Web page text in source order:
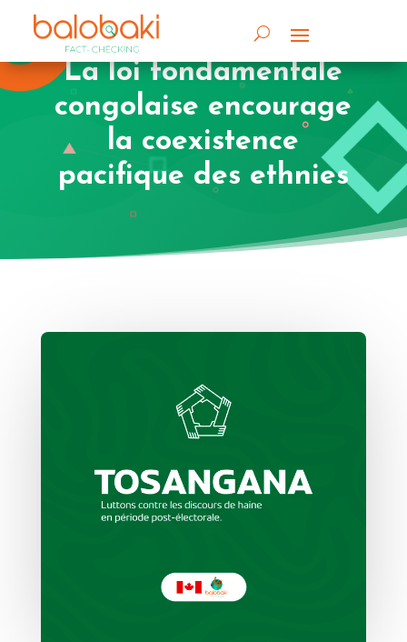
La loi fondamentale
congolaise encourage
la coexistence
pacifique des ethnies